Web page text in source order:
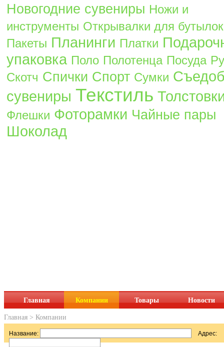
Новогодние сувениры Ножи и
инструменты Открывалки для бутылок
Пакеты Планинги Платки
упаковка Поло Полотенца Посуда
Скотч Спички Спорт Сумки
сувениры Текстиль
Флешки Фоторамки Чайные пары
Шоколад
Главная Компании Товары Новости
Главная > Компании
Название: Адрес: